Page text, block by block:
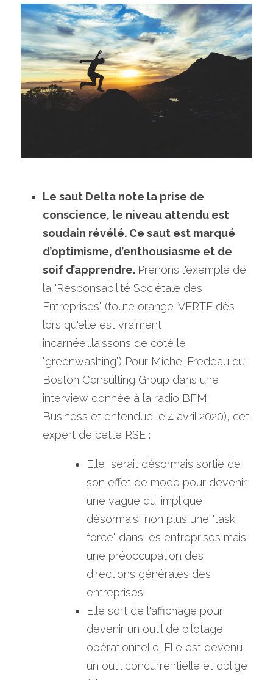
Le saut Delta note la prise de
conscience, le niveau attendu est
soudain révélé. Ce saut est marqué
d’optimisme, d’enthousiasme et de
soif d’apprendre. Prenons l'exemple de
la "Responsabilité Sociétale des
Entreprises" (toute orange-VERTE dès
lors qu'elle est vraiment
incarnée...laissons de coté le
"greenwashing") Pour Michel Fredeau du
Boston Consulting Group dans une
interview donnée à la radio BFM
Business et entendue le 4 avril 2020), cet
expert de cette RSE :
Elle  serait désormais sortie de
son effet de mode pour devenir
une vague qui implique
désormais, non plus une "task
force" dans les entreprises mais
une préoccupation des
directions générales des
entreprises.
Elle sort de l'affichage pour
devenir un outil de pilotage
opérationnelle. Elle est devenu
un outil concurrentielle et oblige